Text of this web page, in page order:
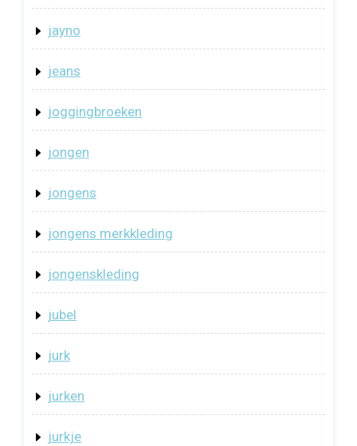
jayno
jeans
joggingbroeken
jongen
jongens
jongens merkkleding
jongenskleding
jubel
jurk
jurken
jurkje